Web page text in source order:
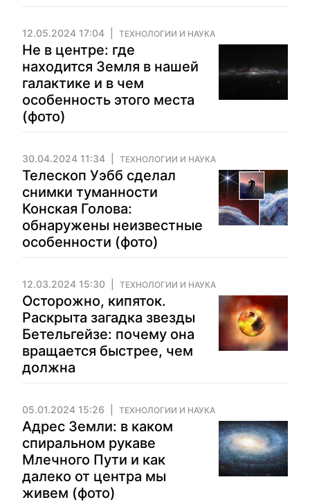
12.05.2024 17:04 ТЕХНОЛОГИИ И НАУКА
Не в центре: где
находится Земля в нашей
галактике и в чем
особенность этого места
(фото)
30.04.2024 11:34 ТЕХНОЛОГИИ И НАУКА
Телескоп Уэбб сделал
снимки туманности
Конская Голова:
обнаружены неизвестные
особенности (фото)
12.03.2024 15:30 ТЕХНОЛОГИИ И НАУКА
Осторожно, кипяток.
Раскрыта загадка звезды
Бетельгейзе: почему она
вращается быстрее, чем
должна
05.01.2024 15:26 ТЕХНОЛОГИИ И НАУКА
Адрес Земли: в каком
спиральном рукаве
Млечного Пути и как
далеко от центра мы
живем (фото)